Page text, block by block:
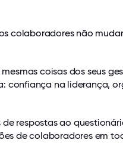
colaboradores não
coisas dos seus
confiança na liderança,
de respostas ao
de colaboradores em